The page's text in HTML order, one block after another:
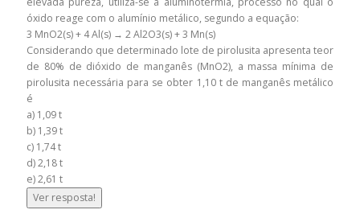
óxido reage com o alumínio metálico, segundo a equação:
3 MnO2(s) + 4 Al(s) → 2 Al2O3(s) + 3 Mn(s)
Considerando que determinado lote de pirolusita apresenta teor
de 80% de dióxido de manganês (MnO2), a massa mínima de
pirolusita necessária para se obter 1,10 t de manganês metálico
é
a) 1,09 t
b) 1,39 t
c) 1,74 t
d) 2,18 t
e) 2,61 t
Ver resposta!